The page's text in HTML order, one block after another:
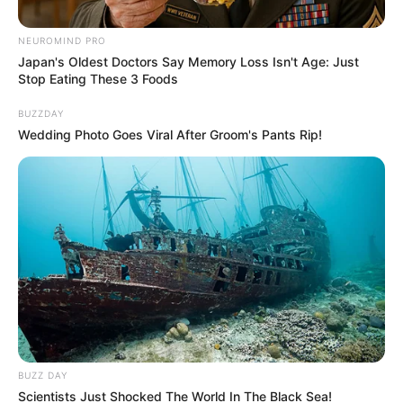
Foto/Policìa
En el mismo sitio dos accidentes de trànsito.
Por:
Jairo Alonso Pérez Delgado
Abril 20, 2025
COMPARTIR
NEUROMIND PRO
Japan's Oldest Doctors Say Memory Loss Isn't Age: Just
Stop Eating These 3 Foods
BUZZDAY
Wedding Photo Goes Viral After Groom's Pants Rip!
BUZZ DAY
Scientists Just Shocked The World In The Black Sea!